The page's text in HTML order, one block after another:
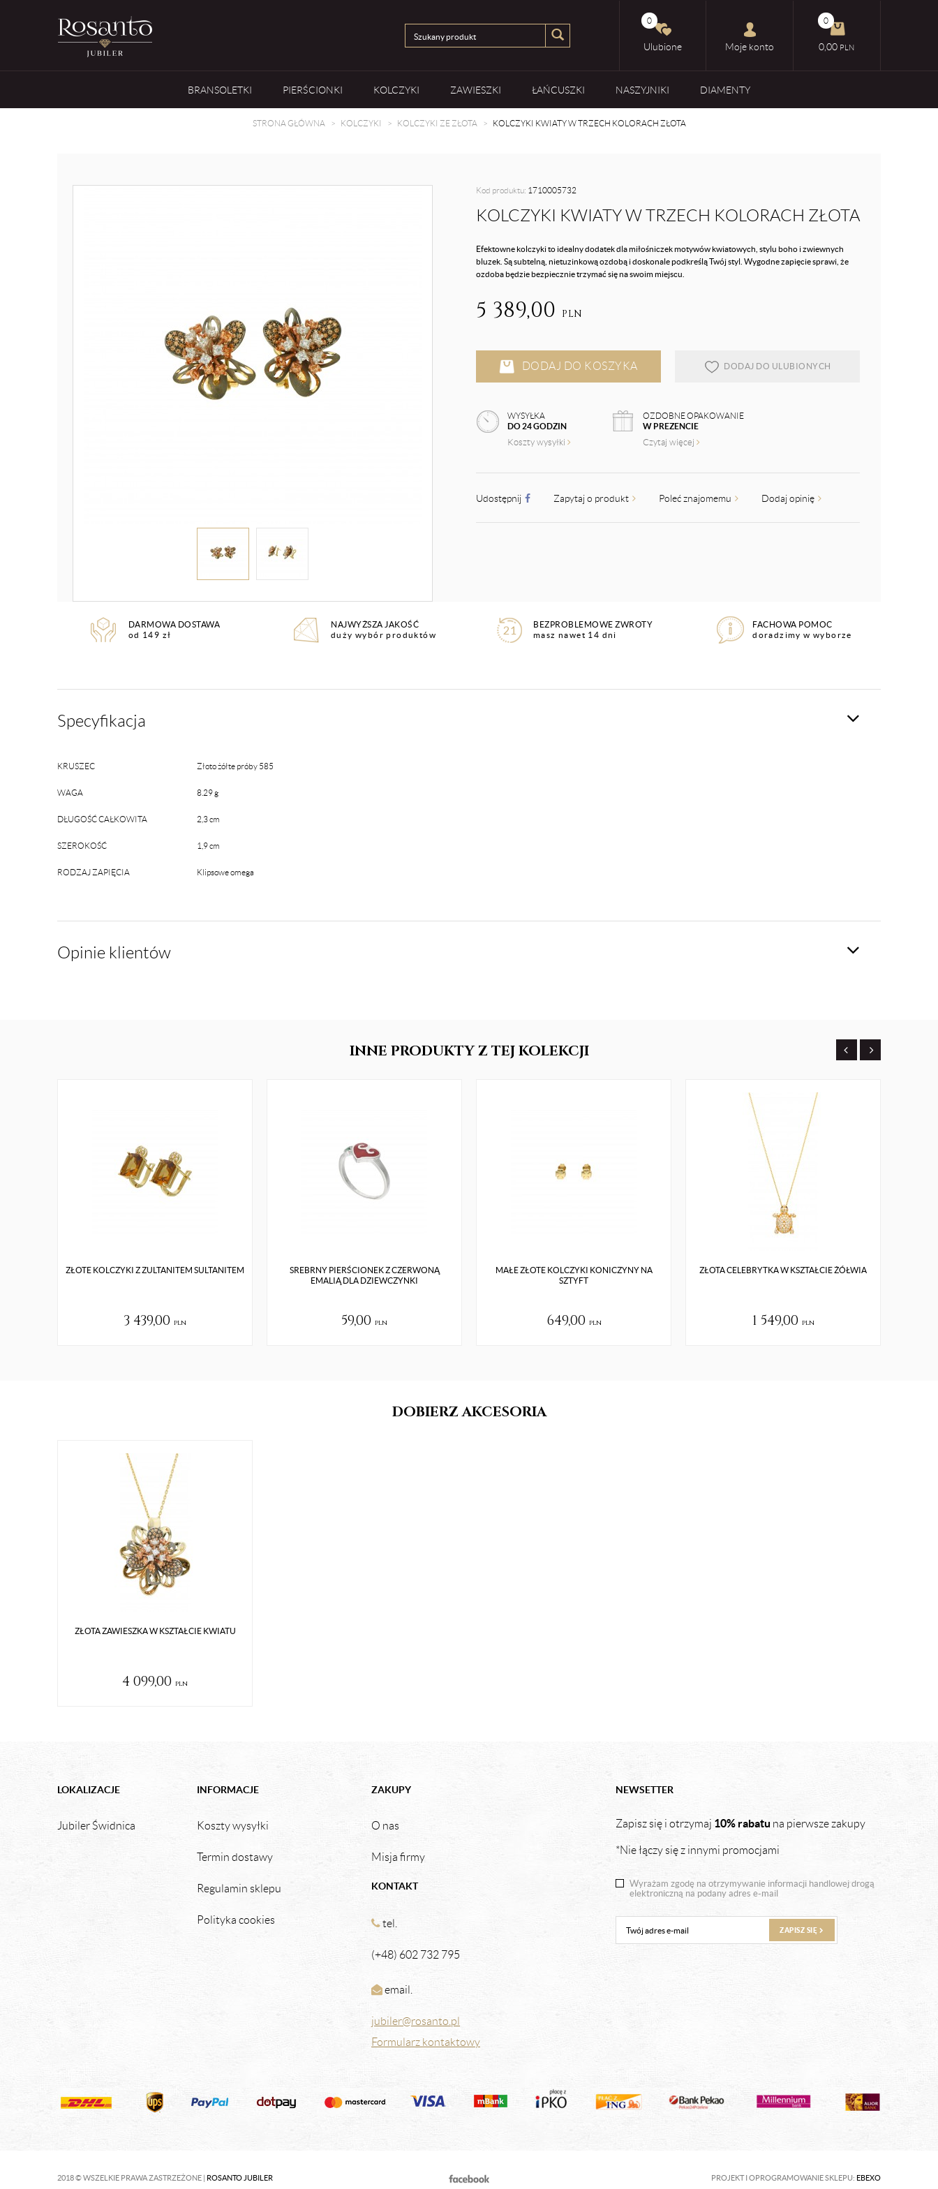
0
Ulubione Moje konto
0
0,00 PLN
BRANSOLETKI PIERŚCIONKI KOLCZYKI ZAWIESZKI ŁAŃCUSZKI NASZYJNIKI DIAMENTY
STRONA GŁÓWNA KOLCZYKI KOLCZYKI ZE ZŁOTA KOLCZYKI KWIATY W TRZECH KOLORACH ZŁOTA
Kod produktu: 1710005732
KOLCZYKI KWIATY W TRZECH KOLORACH ZŁOTA
Efektowne kolczyki to idealny dodatek dla miłośniczek motywów kwiatowych, stylu boho i zwiewnych
bluzek. Są subtelną, nietuzinkową ozdobą i doskonale podkreślą Twój styl. Wygodne zapięcie sprawi, że
ozdoba będzie bezpiecznie trzymać się na swoim miejscu.
5 389,00 PLN
DODAJ DO KOSZYKA DODAJ DO ULUBIONYCH
WYSYŁKA
DO 24 GODZIN
Koszty wysyłki
OZDOBNE OPAKOWANIE
W PREZENCIE
Czytaj więcej
Udostępnij Zapytaj o produkt Poleć znajomemu Dodaj opinię
DARMOWA DOSTAWA
od 149 zł
NAJWYŻSZA JAKOŚĆ
duży wybór produktów
BEZPROBLEMOWE ZWROTY
masz nawet 14 dni
FACHOWA POMOC
doradzimy w wyborze
Specyfikacja
KRUSZEC Złoto żółte próby 585
WAGA 8.29 g
DŁUGOŚĆ CAŁKOWITA 2,3 cm
SZEROKOŚĆ 1,9 cm
RODZAJ ZAPIĘCIA Klipsowe omega
Opinie klientów
INNE PRODUKTYZ TEJ KOLEKCJI
ZŁOTE KOLCZYKI Z ZULTANITEM SULTANITEM
3 439,00 pln
SREBRNY PIERŚCIONEK Z CZERWONĄ
EMALIĄ DLA DZIEWCZYNKI
59,00 pln
MAŁE ZŁOTE KOLCZYKI KONICZYNY NA
SZTYFT
649,00 pln
ZŁOTA CELEBRYTKA W KSZTAŁCIE ŻÓŁWIA
1 549,00 pln
DOBIERZ AKCESORIA
ZŁOTA ZAWIESZKA W KSZTAŁCIE KWIATU
4 099,00 pln
NEWSETTER
Zapisz się i otrzymaj 10% rabatu na pierwsze zakupy
*Nie łączy się z innymi promocjami
Wyrażam zgodę na otrzymywanie informacji handlowej drogą
elektroniczną na podany adres e-mail
ZAPISZ SIĘ
LOKALIZACJE
Jubiler Świdnica
INFORMACJE
Koszty wysyłki
Termin dostawy
Regulamin sklepu
Polityka cookies
ZAKUPY
O nas
Misja firmy
KONTAKT
tel.
(+48) 602 732 795
email.
jubiler@rosanto.pl
Formularz kontaktowy
2018 © WSZELKIE PRAWA ZASTRZEŻONE | ROSANTO JUBILER PROJEKT I OPROGRAMOWANIE SKLEPU: EBEXO